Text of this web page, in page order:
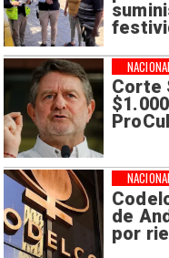
Corte
de
por